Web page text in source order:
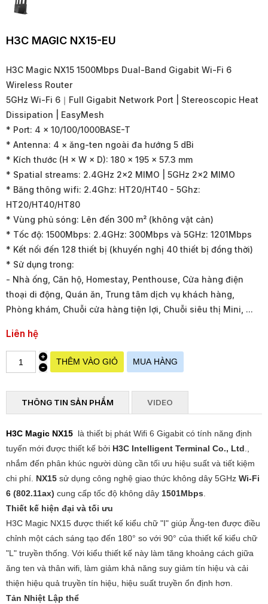
H3C MAGIC NX15-EU
H3C Magic NX15 1500Mbps Dual-Band Gigabit Wi-Fi 6
Wireless Router
5GHz Wi-Fi 6｜Full Gigabit Network Port | Stereoscopic Heat
Dissipation | EasyMesh
* Port: 4 × 10/100/1000BASE-T
* Antenna: 4 × ăng-ten ngoài đa hướng 5 dBi
* Kích thước (H × W × D): 180 × 195 × 57.3 mm
* Spatial streams: 2.4GHz 2×2 MIMO | 5GHz 2×2 MIMO
* Băng thông wifi: 2.4Ghz: HT20/HT40 - 5Ghz:
HT20/HT40/HT80
* Vùng phủ sóng: Lên đến 300 m² (không vật cản)
* Tốc độ: 1500Mbps: 2.4GHz: 300Mbps và 5GHz: 1201Mbps
* Kết nối đến 128 thiết bị (khuyến nghị 40 thiết bị đồng thời)
* Sử dụng trong:
- Nhà ống, Căn hộ, Homestay, Penthouse, Cửa hàng điện
thoại di động, Quán ăn, Trung tâm dịch vụ khách hàng,
Phòng khám, Chuỗi cửa hàng tiện lợi, Chuỗi siêu thị Mini, ...
Liên hệ
THÔNG TIN SẢN PHẨM VIDEO
H3C Magic NX15 là thiết bị phát Wifi 6 Gigabit có tính năng định
tuyến mới được thiết kế bởi H3C Intelligent Terminal Co., Ltd.,
nhắm đến phân khúc người dùng cần tối ưu hiệu suất và tiết kiệm
chi phí. NX15 sử dụng công nghệ giao thức không dây 5GHz Wi-Fi
6 (802.11ax) cung cấp tốc độ không dây 1501Mbps.
Thiết kế hiện đại và tối ưu
H3C Magic NX15 được thiết kế kiểu chữ "I" giúp Ăng-ten được điều
chỉnh một cách sáng tạo đến 180° so với 90° của thiết kế kiểu chữ
"L" truyền thống. Với kiểu thiết kế này làm tăng khoảng cách giữa
ăng ten và thân wifi, làm giảm khả năng suy giảm tín hiệu và cải
thiện hiệu quả truyền tín hiệu, hiệu suất truyền ổn định hơn.
Tản Nhiệt Lập thể